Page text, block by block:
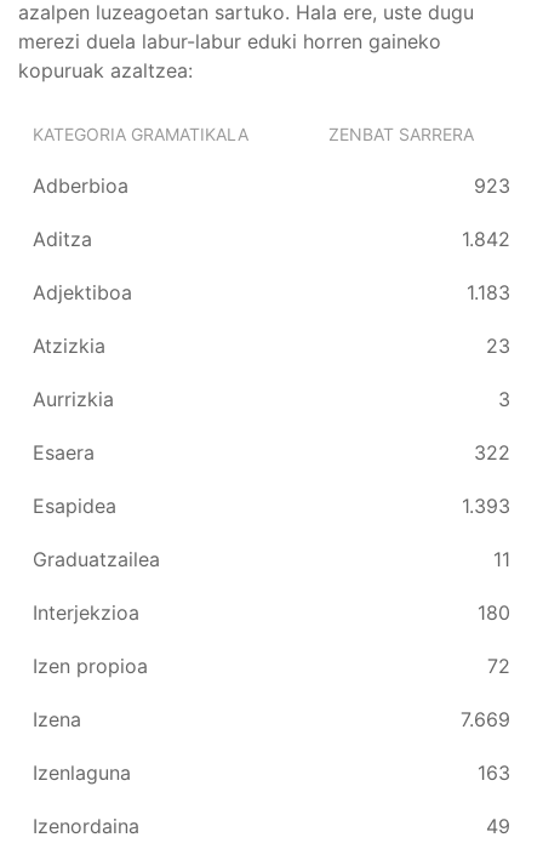
azalpen luzeagoetan sartuko. Hala ere, uste dugu
merezi duela labur-labur eduki horren gaineko
kopuruak azaltzea:
KATEGORIA GRAMATIKALA ZENBAT SARRERA
Adberbioa 923
Aditza 1.842
Adjektiboa 1.183
Atzizkia 23
Aurrizkia 3
Esaera 322
Esapidea 1.393
Graduatzailea 11
Interjekzioa 180
Izen propioa 72
Izena 7.669
Izenlaguna 163
Izenordaina 49